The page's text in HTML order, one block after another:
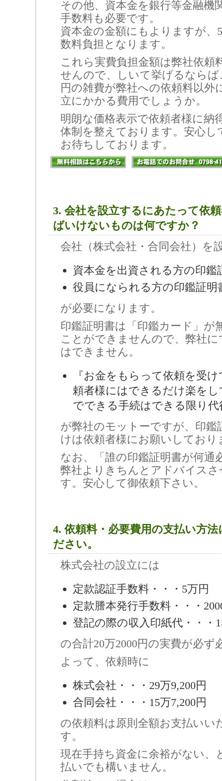
その他、資本金を銀行等金融機
手数料も必要です。
資本金の金額にもよりますが、
数料負担となります。
これら実費負担金額は弊社依頼
せんので、しいて挙げるならば
円の雑費が弊社への依頼料以外
立にかかる費用でしょうか。
明朗な価格表示で依頼者様に納
体制を整えております。安心し
お待ちしております。
3. 会社を設立するにあたって依
ばいけないものは何ですか？
会社（株式会社・合同会社）を
資本金を出資される方の印鑑
役員になられる方の印鑑証明
が必要になります。
印鑑証明書は「印鑑カード」が
ことができませんので、弊社
はできません。
『お金をもらって依頼を受
頼者様にはできるだけ楽を
でできる手続はできる限り
が弊社のモットーですが、印鑑
けは依頼者様にお願いしており
なお、「誰の印鑑証明書が何通
弊社よりきちんとアドバイス
す。安心して御依頼下さい。
4. 依頼料・必要費用の支払い方
ださい。
株式会社の設立には
定款認証手数料・・・5万円
定款謄本発行手数料・・・
登記の際の収入印紙代・・・
の合計20万2000円の実費が必ず
よって、依頼時に
株式会社・・・29万9,200円
合同会社・・・15万7,200円
の依頼料は原則全額お支払いい
す。
現在手持ち資金に余裕がない、
払いでも構いません。